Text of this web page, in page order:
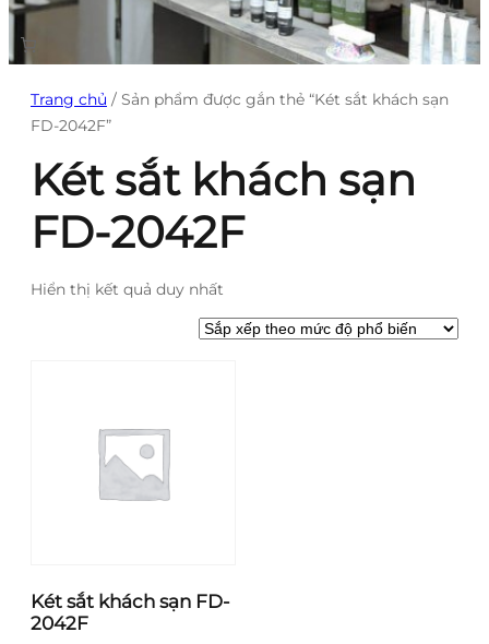
Trang chủ / Sản phẩm được gắn thẻ “Két sắt khách sạn
FD-2042F”
Két sắt khách sạn
FD-2042F
Hiển thị kết quả duy nhất
Két sắt khách sạn FD-
2042F